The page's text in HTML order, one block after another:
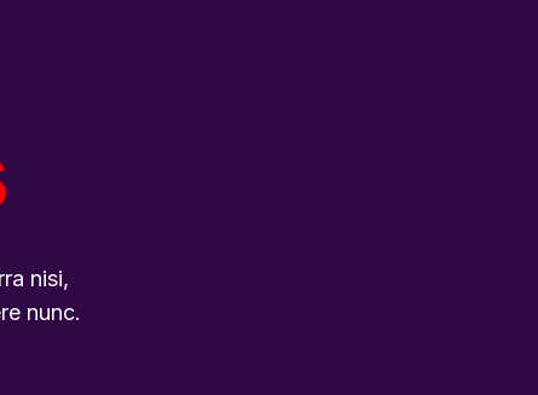
nisi,
nunc.